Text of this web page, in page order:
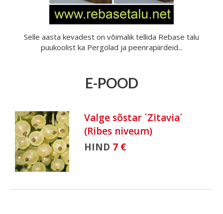
Selle aasta kevadest on võimalik tellida Rebase talu
puukoolist ka Pergolad ja peenrapiirdeid...
E-POOD
Valge sõstar ´Zitavia´
(Ribes niveum)
HIND 7 €